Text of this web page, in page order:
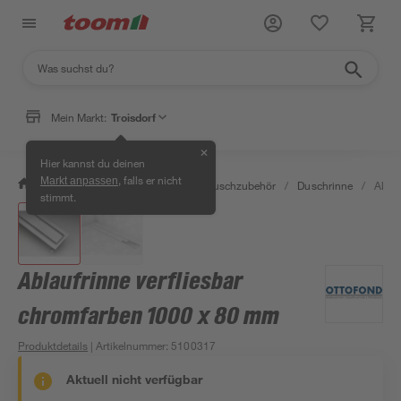
Mein Markt: Troisdorf
Hier kannst du deinen
Markt anpassen , falls er nicht
stimmt.
✕
/ Bad & Sanitär / Duschen Duschzubehör / Duschrinne /
Ablaufrinne verfliesbar
chromfarben 1000 x 80 mm
Produktdetails | Artikelnummer: 5100317
Aktuell nicht verfügbar